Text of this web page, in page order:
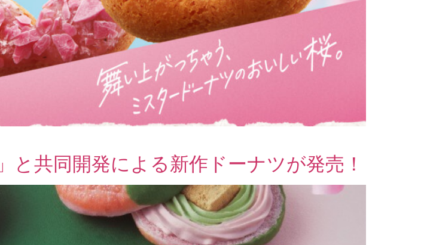
と共同開発による新作ドーナツが発売！